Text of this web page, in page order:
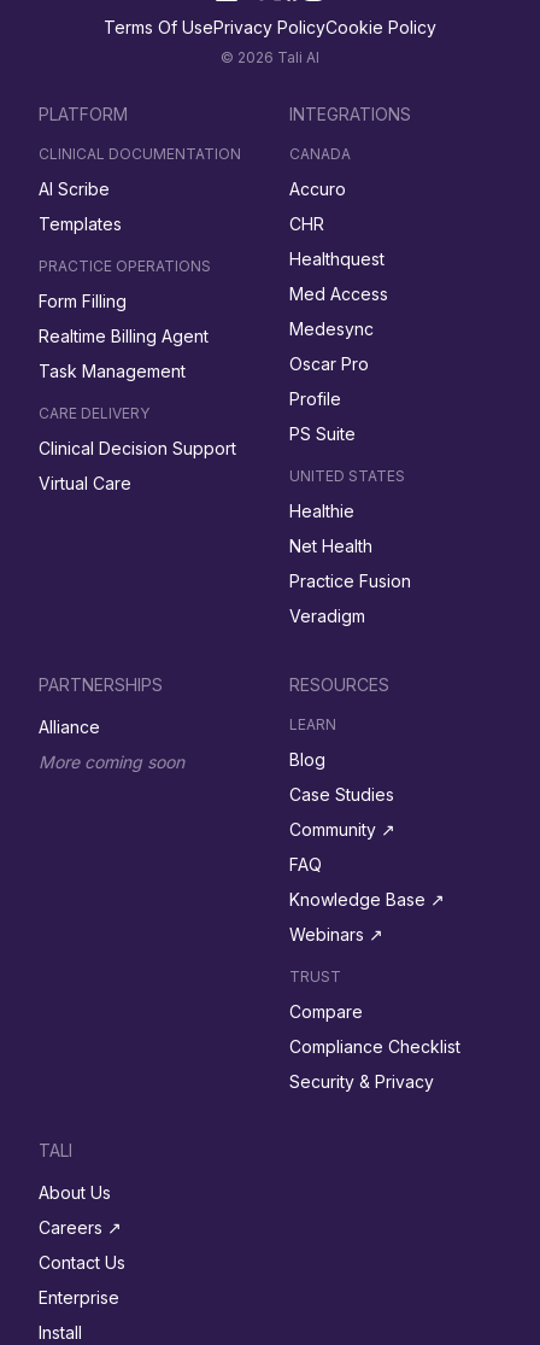
Terms Of UsePrivacy PolicyCookie Policy
© 2026 Tali AI
PLATFORM
CLINICAL DOCUMENTATION
AI Scribe
Templates
PRACTICE OPERATIONS
Form Filling
Realtime Billing Agent
Task Management
CARE DELIVERY
Clinical Decision Support
Virtual Care
INTEGRATIONS
CANADA
Accuro
CHR
Healthquest
Med Access
Medesync
Oscar Pro
Profile
PS Suite
UNITED STATES
Healthie
Net Health
Practice Fusion
Veradigm
PARTNERSHIPS
Alliance
More coming soon
RESOURCES
LEARN
Blog
Case Studies
Community ↗︎
FAQ
Knowledge Base ↗︎
Webinars ↗︎
TRUST
Compare
Compliance Checklist
Security & Privacy
TALI
About Us
Careers ↗︎
Contact Us
Enterprise
Install